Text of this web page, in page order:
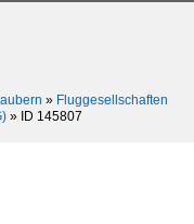
» Fluggesellschaften
» ID 145807